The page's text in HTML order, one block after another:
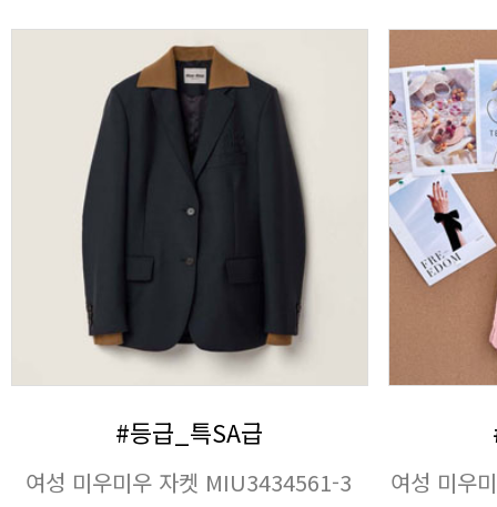
#등급_특SA급
여성 미우미우 자켓 MIU3434561-3 여성 미우